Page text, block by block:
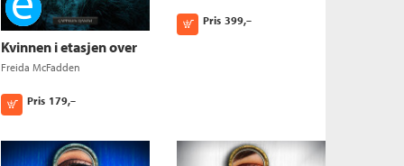
Kvinnen i etasjen over
Freida McFadden
Pris 179,–
Kjøp
Pris 399,–
Kjøp